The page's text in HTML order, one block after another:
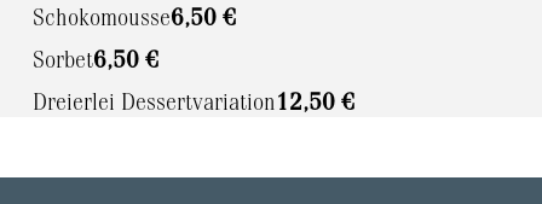
Schokomousse6,50 €
Sorbet6,50 €
Dreierlei Dessertvariation12,50 €